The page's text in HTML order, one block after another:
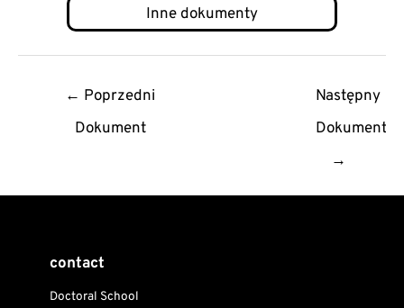
← Poprzedni
Dokument
Następny
Dokument
→
contact
Doctoral School